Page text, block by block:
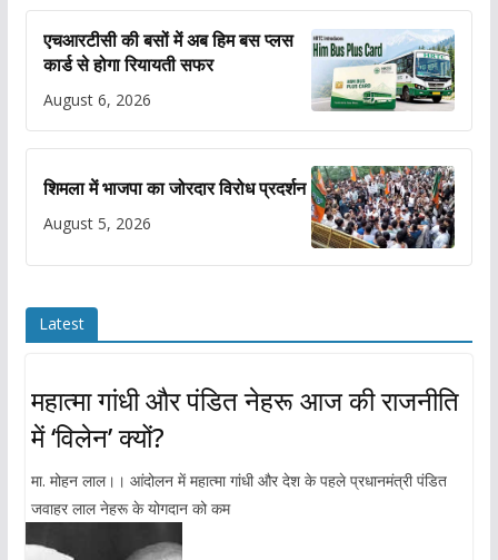
एचआरटीसी की बसों में अब हिम बस प्लस
कार्ड से होगा रियायती सफर
August 6, 2026
शिमला में भाजपा का जोरदार विरोध प्रदर्शन
August 5, 2026
Latest
महात्मा गांधी और पंडित नेहरू आज की राजनीति
में ‘विलेन’ क्यों?
मा. मोहन लाल।। आंदोलन में महात्मा गांधी और देश के पहले प्रधानमंत्री पंडित
जवाहर लाल नेहरू के योगदान को कम